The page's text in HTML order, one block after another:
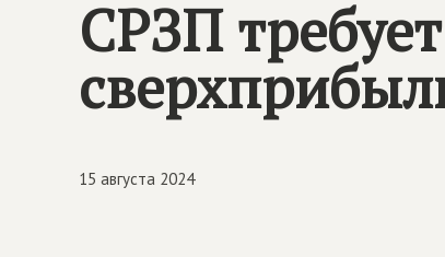
СРЗП
15 августа 2024